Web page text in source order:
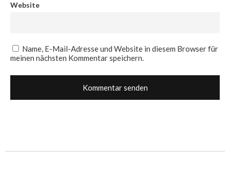
Website
Name, E-Mail-Adresse und Website in diesem Browser für
meinen nächsten Kommentar speichern.